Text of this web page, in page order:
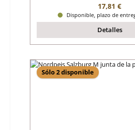
Precio
17,81 €
Disponible, plazo de
Detalles
Sólo 2 disponible